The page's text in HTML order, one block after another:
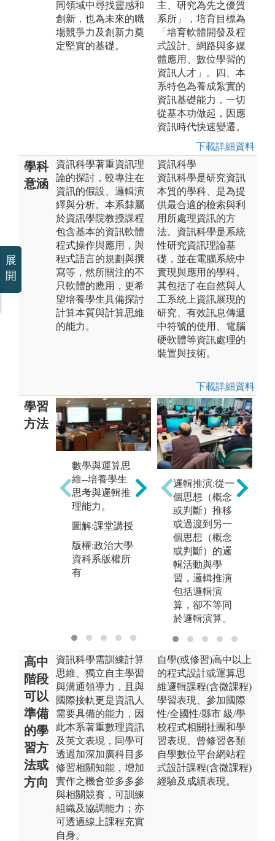
同領域中尋找靈感和
創新，也為未來的職
場競爭力及創新力奠
定堅實的基礎。
主、研究為先之優質
系所」，培育目標為
「培育軟體開發及程
式設計、網路與多媒
體應用、數位學習的
資訊人才」。四、本
系特色為養成紮實的
資訊基礎能力，一切
從基本功做起，因應
資訊時代快速變遷。
下載詳細資料
學科
意涵
資訊科學著重資訊理
論的探討，較專注在
資訊的假設、邏輯演
繹與分析。本系隸屬
於資訊學院教授課程
包含基本的資訊軟體
程式操作與應用，與
程式語言的規劃與撰
寫等，然所關注的不
只軟體的應用，更希
望培養學生具備探討
計算本質與計算思維
的能力。
資訊科學
資訊科學是研究資訊
本質的學科、是為提
供最合適的檢索與利
用所處理資訊的方
法。資訊科學是系統
性研究資訊理論基
礎，並在電腦系統中
實現與應用的學科。
其包括了在自然與人
工系統上資訊展現的
研究、有效訊息傳遞
中符號的使用、電腦
硬軟體等資訊處理的
裝置與技術。
下載詳細資料
學習
方法
數學與運算思
維--培養學生
思考與邏輯推
理能力。
圖解:課堂講授
版權:政治大學
資科系版權所
有
軟體--培育學
生定義、開發
與自我學習新
進資訊科技發
展能力。
圖解:小組討
論、線上互動
版權:政治大學
資科系版權所
有
邏輯推演:從一
個思想（概念
或判斷）推移
或過渡到另一
個思想（概念
或判斷）的邏
輯活動與學
習，邏輯推演
包括邏輯演
算，卻不等同
於邏輯演算。
高中
階段
可以
準備
的學
習方
法或
方向
資訊科學需訓練計算
思維、獨立自主學習
與溝通領導力，且與
國際接軌更是資訊人
需要具備的能力，因
此本系著重數理資訊
及英文表現，同學可
透過加深加廣科目多
修習相關知能，增加
實作之機會並多多參
與相關競賽，可訓練
組織及協調能力；亦
可透過線上課程充實
自身。
自學(或修習)高中以上
的程式設計或運算思
維邏輯課程(含微課程)
學習表現、參加國際
性/全國性/縣市 級/學
校程式相關社團和學
習表現、曾修習各類
自學數位平台網站程
式設計課程(含微課程)
經驗及成績表現。
展
開